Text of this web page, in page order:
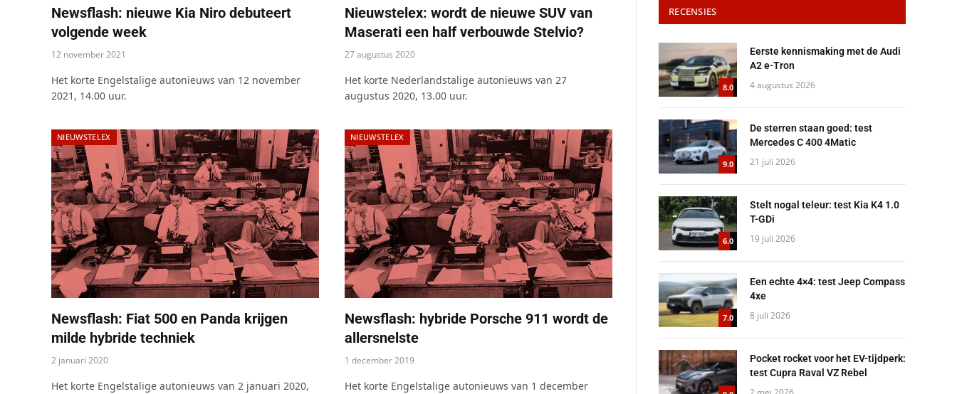
Newsflash: nieuwe Kia Niro debuteert
volgende week
12 november 2021
Het korte Engelstalige autonieuws van 12 november
2021, 14.00 uur.
Nieuwstelex: wordt de nieuwe SUV van
Maserati een half verbouwde Stelvio?
27 augustus 2020
Het korte Nederlandstalige autonieuws van 27
augustus 2020, 13.00 uur.
NIEUWSTELEX
Newsflash: Fiat 500 en Panda krijgen
milde hybride techniek
2 januari 2020
Het korte Engelstalige autonieuws van 2 januari 2020,
NIEUWSTELEX
Newsflash: hybride Porsche 911 wordt de
allersnelste
1 december 2019
Het korte Engelstalige autonieuws van 1 december
RECENSIES
8.0
Eerste kennismaking met de Audi
A2 e-Tron
4 augustus 2026
9.0
De sterren staan goed: test
Mercedes C 400 4Matic
21 juli 2026
6.0
Stelt nogal teleur: test Kia K4 1.0
T-GDi
19 juli 2026
7.0
Een echte 4×4: test Jeep Compass
4xe
8 juli 2026
Pocket rocket voor het EV-tijdperk:
test Cupra Raval VZ Rebel